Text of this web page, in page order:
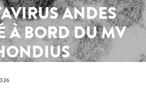
ANDES
À BORD DU MV